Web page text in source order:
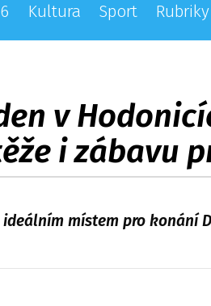
Kultura Sport Rubriky
v
i zábavu
místem pro konání